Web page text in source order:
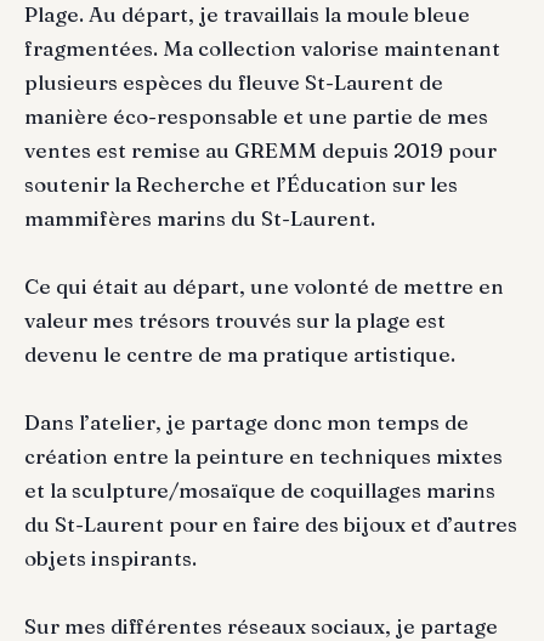
Plage. Au départ, je travaillais la moule bleue
fragmentées. Ma collection valorise maintenant
plusieurs espèces du fleuve St-Laurent de
manière éco-responsable et une partie de mes
ventes est remise au GREMM depuis 2019 pour
soutenir la Recherche et l’Éducation sur les
mammifères marins du St-Laurent.
Ce qui était au départ, une volonté de mettre en
valeur mes trésors trouvés sur la plage est
devenu le centre de ma pratique artistique.
Dans l’atelier, je partage donc mon temps de
création entre la peinture en techniques mixtes
et la sculpture/mosaïque de coquillages marins
du St-Laurent pour en faire des bijoux et d’autres
objets inspirants.
Sur mes différentes réseaux sociaux, je partage